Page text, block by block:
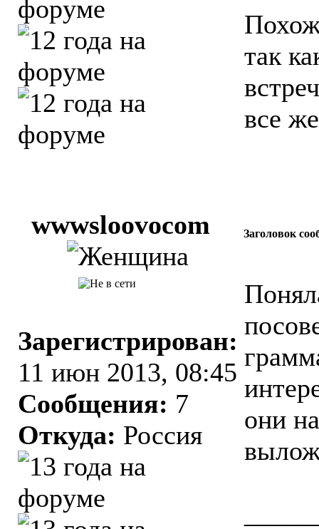
так
все
wwwsloovocom Заголовок
Зарегистрирован:
11 июн 2013, 08:45
Сообщения: 7
Откуда: Россия
они